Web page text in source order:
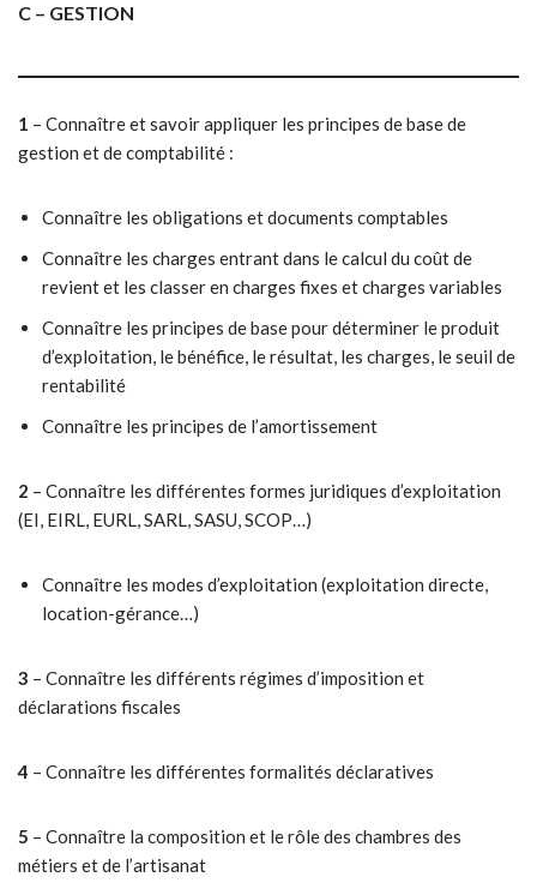
C – GESTION
1 – Connaître et savoir appliquer les principes de base de
gestion et de comptabilité :
Connaître les obligations et documents comptables
Connaître les charges entrant dans le calcul du coût de
revient et les classer en charges fixes et charges variables
Connaître les principes de base pour déterminer le produit
d’exploitation, le bénéfice, le résultat, les charges, le seuil de
rentabilité
Connaître les principes de l’amortissement
2 – Connaître les différentes formes juridiques d’exploitation
(EI, EIRL, EURL, SARL, SASU, SCOP…)
Connaître les modes d’exploitation (exploitation directe,
location-gérance…)
3 – Connaître les différents régimes d’imposition et
déclarations fiscales
4 – Connaître les différentes formalités déclaratives
5 – Connaître la composition et le rôle des chambres des
métiers et de l’artisanat